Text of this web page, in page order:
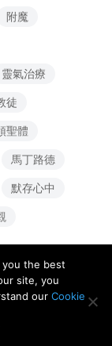
附魔
靈氣治療
徒
聖體
馬丁路德
默存心中
and Life,
編號 :
the best
site, you
our Cookie